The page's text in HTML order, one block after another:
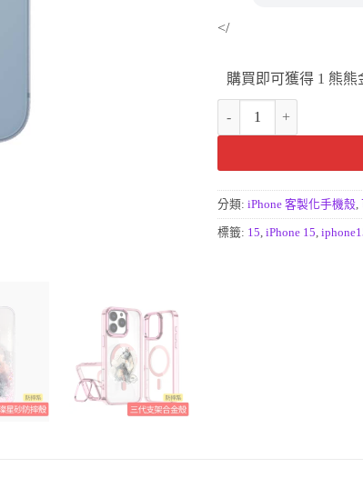
</
購買即可獲得 1 熊熊
分類: iPhone 客製化手機殼
標籤: 15 iPhone 15